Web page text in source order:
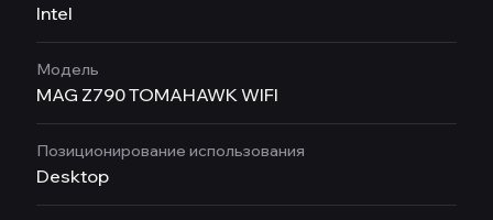
Intel
Модель
MAG Z790 TOMAHAWK WIFI
Позиционирование использования
Desktop